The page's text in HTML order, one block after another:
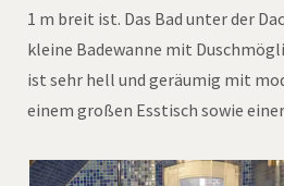
1 m breit ist. Das Bad unter der
kleine Badewanne mit
ist sehr hell und geräumig mit
einem großen Esstisch sowie